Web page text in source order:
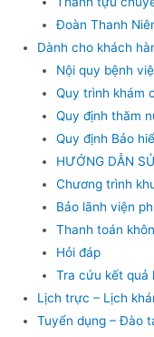
Đoàn Thanh
Dành cho khách
Nội quy bệnh
Quy trình khám
Quy định thăm
Quy định Bảo
HƯỚNG DẪN
Chương trình
Bảo lãnh viện
Thanh toán
Hỏi đáp
Tra cứu kết quả
Lịch trực – Lịch
Tuyển dụng – Đào